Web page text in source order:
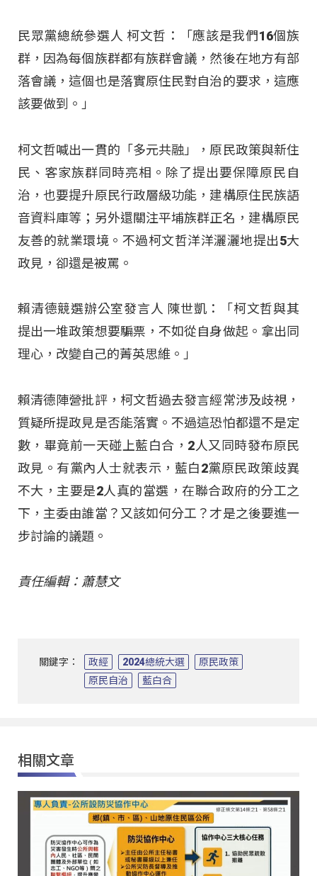
民眾黨總統參選人 柯文哲：「應該是我們16個族
群，因為每個族群都有族群會議，然後在地方有部
落會議，這個也是落實原住民對自治的要求，這應
該要做到。」
柯文哲喊出一貫的「多元共融」，原民政策與新住
民、客家族群同時亮相。除了提出要保障原民自
治，也要提升原民行政層級功能，建構原住民族語
音資料庫等；另外還關注平埔族群正名，建構原民
友善的就業環境。不過柯文哲洋洋灑灑地提出5大
政見，卻還是被罵。
賴清德競選辦公室發言人 陳世凱：「柯文哲與其
提出一堆政策想要騙票，不如從自身做起。拿出同
理心，改變自己的菁英思維。」
賴清德陣營批評，柯文哲過去發言經常涉及歧視，
質疑所提政見是否能落實。不過這恐怕都還不是定
數，畢竟前一天碰上藍白合，2人又同時發布原民
政見。有黨內人士就表示，藍白2黨原民政策歧異
不大，主要是2人真的當選，在聯合政府的分工之
下，主委由誰當？又該如何分工？才是之後要進一
步討論的議題。
責任編輯：蕭慧文
關鍵字： 政經 2024總統大選
原民政策
原民自治
藍白合
相關文章